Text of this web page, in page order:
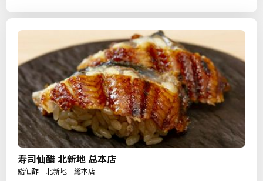
寿司仙醋 北新地 总本店
鮨仙酢 北新地 総本店